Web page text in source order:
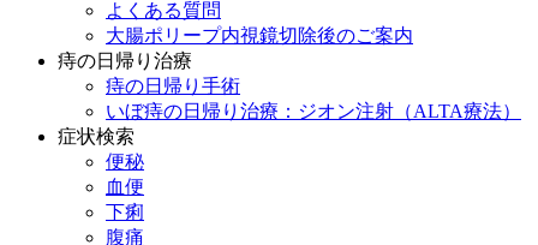
よくある質問
大腸ポリープ内視鏡切除後のご案内
痔の日帰り治療
痔の日帰り手術
いぼ痔の日帰り治療：ジオン注射（ALTA療法）
症状検索
便秘
血便
下痢
腹痛